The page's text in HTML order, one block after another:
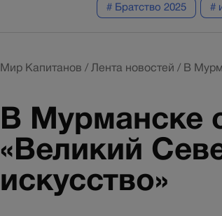
# Братство 2025 #
Мир Капитанов / Лента новостей / В
В Мурманске
«Великий
искусство»